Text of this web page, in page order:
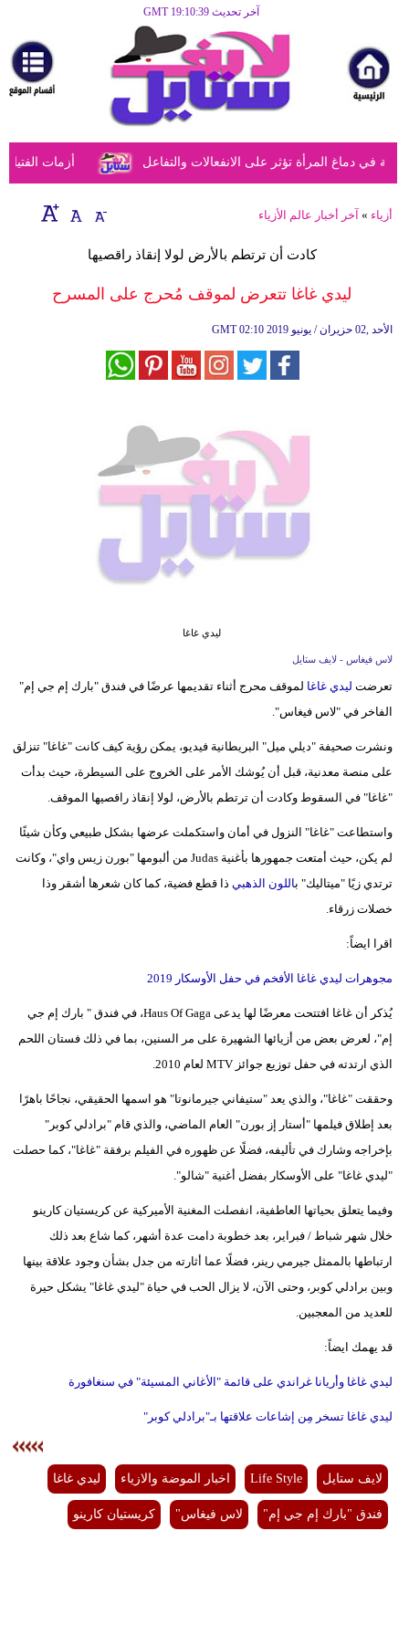
آخر تحديث GMT 19:10:39
مرأة
أزياء
أزياء
إسلامية
أزمات الفتيات دماغ المرأة تؤثر على الانفعالات والتفاعل
أزياء » آخر أخبار عالم الأزياء
كادت أن ترتطم بالأرض لولا إنقاذ راقصيها
ليدي غاغا تتعرض لموقف مُحرج على المسرح
GMT 02:10 2019 الأحد ,02 حزيران / يونيو
ليدي غاغا
لاس فيغاس - لايف ستايل
تعرضت ليدي غاغا لموقف محرج أثناء تقديمها عرضًا في فندق "بارك إم جي إم"
الفاخر في "لاس فيغاس".
ونشرت صحيفة "ديلي ميل" البريطانية فيديو، يمكن رؤية كيف كانت "غاغا" تنزلق
على منصة معدنية، قبل أن يُوشك الأمر على الخروج على السيطرة، حيث بدأت
"غاغا" في السقوط وكادت أن ترتطم بالأرض، لولا إنقاذ راقصيها الموقف.
واستطاعت "غاغا" النزول في أمان واستكملت عرضها بشكل طبيعي وكأن شيئًا
لم يكن، حيث أمتعت جمهورها بأغنية Judas من ألبومها "بورن زيس واي"، وكانت
ترتدي زيًا "ميتاليك" باللون الذهبي ذا قطع فضية، كما كان شعرها أشقر وذا
خصلات زرقاء.
اقرا ايضاً:
مجوهرات ليدي غاغا الأفخم في حفل الأوسكار 2019
يُذكر أن غاغا افتتحت معرضًا لها يدعى Haus Of Gaga، في فندق " بارك إم جي
إم"، لعرض بعض من أزيائها الشهيرة على مر السنين، بما في ذلك فستان اللحم
الذي ارتدته في حفل توزيع جوائز MTV لعام 2010.
وحققت "غاغا"، والذي يعد "ستيفاني جيرمانوتا" هو اسمها الحقيقي، نجاحًا باهرًا
بعد إطلاق فيلمها "أستار إز بورن" العام الماضي، والذي قام "برادلي كوبر"
بإخراجه وشارك في تأليفه، فضلًا عن ظهوره في الفيلم برفقة "غاغا"، كما حصلت
"ليدي غاغا" على الأوسكار بفضل أغنية "شالو".
وفيما يتعلق بحياتها العاطفية، انفصلت المغنية الأميركية عن كريستيان كارينو
خلال شهر شباط / فبراير، بعد خطوبة دامت عدة أشهر، كما شاع بعد ذلك
ارتباطها بالممثل جيرمي رينر، فضلًا عما أثارته من جدل بشأن وجود علاقة بينها
وبين برادلي كوبر، وحتى الآن، لا يزال الحب في حياة "ليدي غاغا" يشكل حيرة
للعديد من المعجبين.
قد يهمك ايضاً:
ليدي غاغا وأريانا غراندي على قائمة "الأغاني المسيئة" في سنغافورة
ليدي غاغا تسخر مِن إشاعات علاقتها بـ"برادلي كوبر"
لايف ستايل Life Style اخبار الموضة والازياء ليدي غاغا
فندق "بارك إم جي إم" لاس فيغاس" كريستيان كارينو